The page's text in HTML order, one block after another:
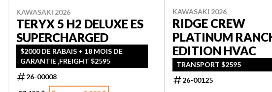
KAWASAKI 2026
TERYX 5 H2 DELUXE ES
SUPERCHARGED
$2000 DE RABAIS + 18 MOIS DE
GARANTIE ,FREIGHT $2595
26-00008
KAWASAKI 2026
RIDGE CREW
PLATINUM
EDITION HVAC
TRANSPORT $2595
26-00125